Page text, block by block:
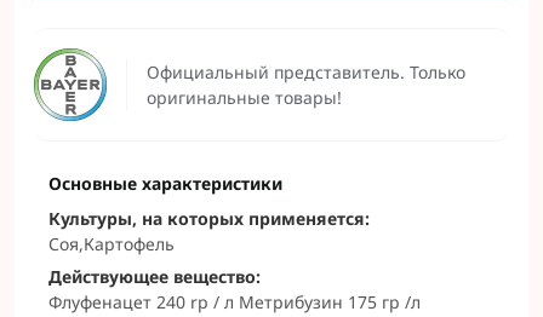
Официальный представитель. Только
оригинальные товары!
Основные характеристики
Культуры, на которых применяется:
Соя,Картофель
Действующее вещество:
Флуфенацет 240 rр / л Метрибузин 175 гр /л